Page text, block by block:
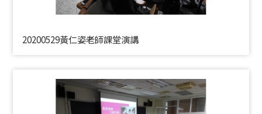
20200529黃仁姿老師課堂演講